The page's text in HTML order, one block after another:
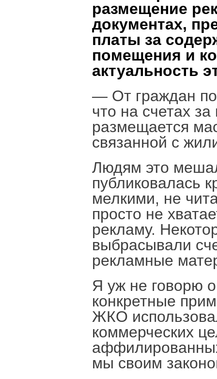
размещение
документах,
платы за
помещения и
актуальность
— От граждан
что на счетах
размещается
связанной с
Людям это
публиковалась
мелкими, не
просто не
рекламу.
выбрасывали
рекламные
Я уж не говорю
конкретные
ЖКО
коммерческих
мы своим